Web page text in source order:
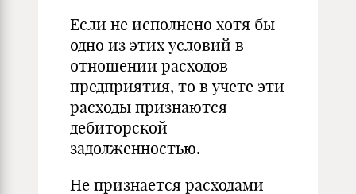
Если не исполнено хотя бы
одно из этих условий в
отношении расходов
предприятия, то в учете эти
расходы признаются
дебиторской
задолженностью.
Не признается расходами